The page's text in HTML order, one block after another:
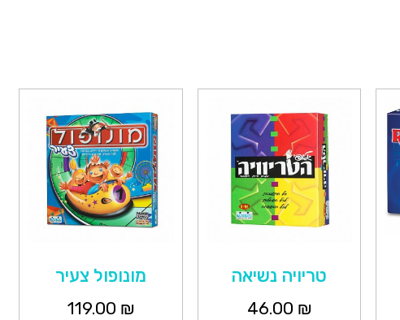
טריויה נשיאה
46.00 ₪
מונופול צעיר
119.00 ₪